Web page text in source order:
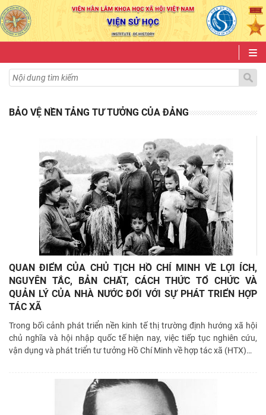
BẢO VỆ NỀN TẢNG TƯ TƯỞNG CỦA ĐẢNG
QUAN ĐIỂM CỦA CHỦ TỊCH HỒ CHÍ MINH VỀ LỢI ÍCH,
NGUYÊN TẮC, BẢN CHẤT, CÁCH THỨC TỔ CHỨC VÀ
QUẢN LÝ CỦA NHÀ NƯỚC ĐỐI VỚI SỰ PHÁT TRIỂN HỢP
TÁC XÃ
Trong bối cảnh phát triển nền kinh tế thị trường định hướng xã hội
chủ nghĩa và hội nhập quốc tế hiện nay, việc tiếp tục nghiên cứu,
vận dụng và phát triển tư tưởng Hồ Chí Minh về hợp tác xã (HTX)…